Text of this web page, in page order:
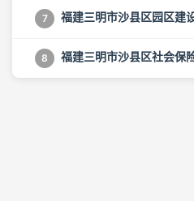
7 福建三明市沙县区园区建
8 福建三明市沙县区社会保